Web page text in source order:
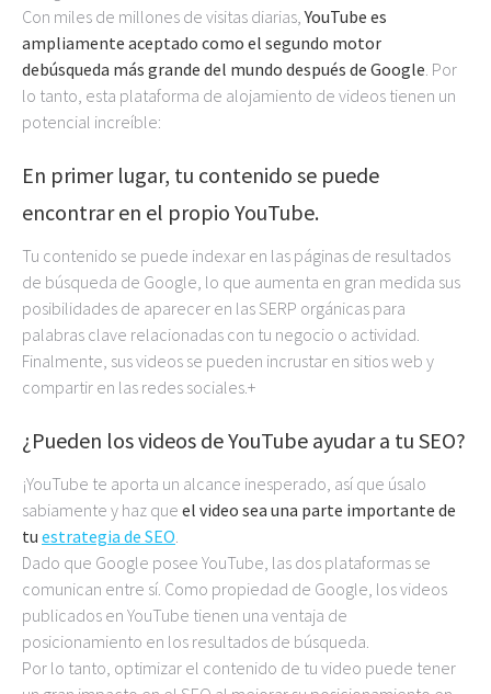
Con miles de millones de visitas diarias,YouTube es
ampliamente aceptado como el segundo motor
debúsqueda más grande del mundo después de Google. Por
lo tanto, esta plataforma de alojamiento de videos tienen un
potencial increíble:
En primer lugar, tu contenido se puede
encontrar en el propio YouTube.
Tu contenido se puede indexar en las páginas de resultados
de búsqueda de Google, lo que aumenta en gran medida sus
posibilidades de aparecer en las SERP orgánicas para
palabras clave relacionadas con tu negocio o actividad.
Finalmente, sus videos se pueden incrustar en sitios web y
compartir en las redes sociales.+
¿Pueden los videos de YouTube ayudar a tu SEO?
¡YouTube te aporta un alcance inesperado, así que úsalo
sabiamente y haz que el video sea una parte importante de
tu estrategia de SEO.
Dado que Google posee YouTube, las dos plataformas se
comunican entre sí. Como propiedad de Google, los videos
publicados en YouTube tienen una ventaja de
posicionamiento en los resultados de búsqueda.
Por lo tanto, optimizar el contenido de tu video puede tener